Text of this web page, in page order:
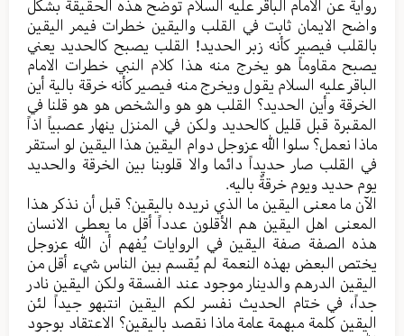
روایة عن الامام الباقر علیه السلام توضح هذه الحقیقة بشکل
واضح الایمان ثابت في القلب والیقین خطرات فیمر الیقین
بالقلب فیصیر کأنه زبر الحدید! القلب یصبح کالحدید یعني
یصبح مقاوماً هو یخرج منه هذا کلام النبي خطرات الامام
الباقر علیه السلام یقول ویخرج منه فیصیر کأنه خرقة بالیة أين
الخرقة وأين الحدید؟ القلب هو هو والشخص هو هو قلنا في
المقبرة قبل قلیل کالحدید ولکن في المنزل ینهار عصبیاً اذاً
ماذا نعمل؟ سلوا الله عزوجل دوام الیقین هذا الیقین لو استقر
في القلب صار حدیداً دائما والا قلوبنا بین الخرقة والحدید
یوم حدید ویوم خرقةٌ بالیه.
الآن ما معنی الیقین ما الذي نریده بالیقین؟ قبل أن نذکر هذا
المعنی اهل الیقین هم الأقلون عدداً أقل ما یعطی الانسان
هذه الصفة صفة الیقین في الروایات یُفهم أن الله عزوجل
یختص البعض بهذه النعمة لم یُقسم بین الناس شيء أقل من
الیقین الدرهم والدینار موجود عند الفسقة ولکن الیقین نادر
جداً، في ختام الحدیث نفسر لکم الیقین انتبهو جیداً لئن
الیقین کلمة مبهمة عامة ماذا نقصد بالیقین؟ الاعتقاد بوجود